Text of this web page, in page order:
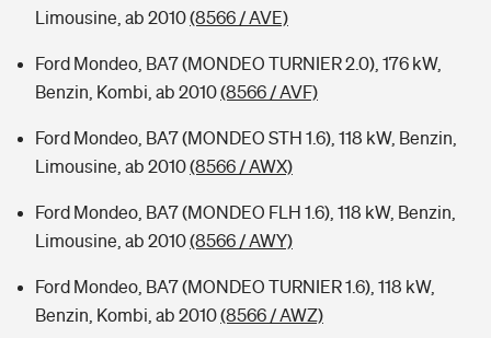
Limousine, ab 2010(8566 / AVE)
Ford Mondeo, BA7 (MONDEO TURNIER 2.0), 176 kW,
Benzin, Kombi, ab 2010(8566 / AVF)
Ford Mondeo, BA7 (MONDEO STH 1.6), 118 kW, Benzin,
Limousine, ab 2010(8566 / AWX)
Ford Mondeo, BA7 (MONDEO FLH 1.6), 118 kW, Benzin,
Limousine, ab 2010(8566 / AWY)
Ford Mondeo, BA7 (MONDEO TURNIER 1.6), 118 kW,
Benzin, Kombi, ab 2010(8566 / AWZ)